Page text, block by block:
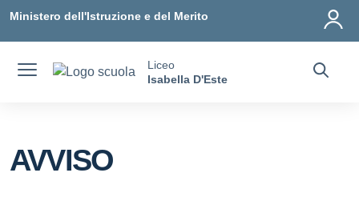
Ministero dell'Istruzione e del Merito
Liceo
Isabella D'Este
AVVISO